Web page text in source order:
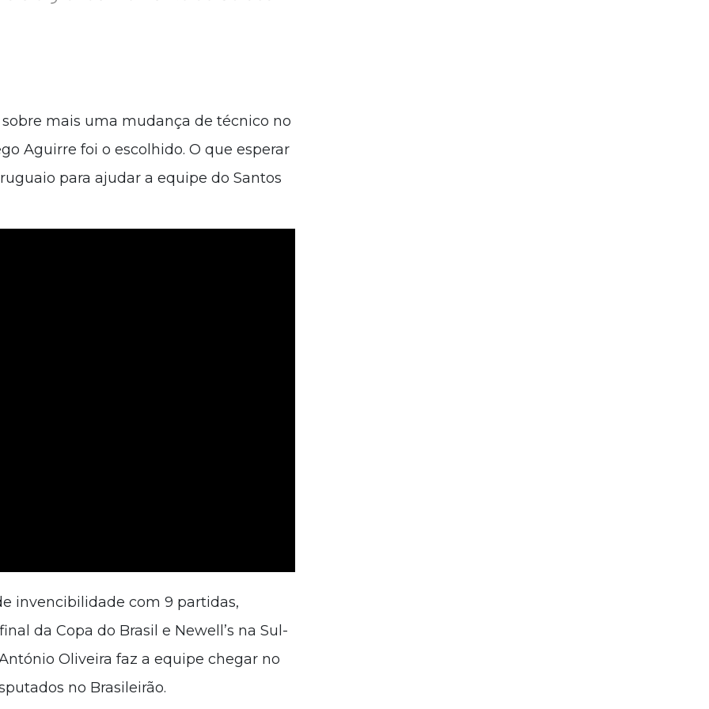
mais uma mudança de técnico no
Aguirre foi o escolhido. O que esperar
para ajudar a equipe do Santos
invencibilidade com 9 partidas,
da Copa do Brasil e Newell’s na Sul-
Oliveira faz a equipe chegar no
no Brasileirão.